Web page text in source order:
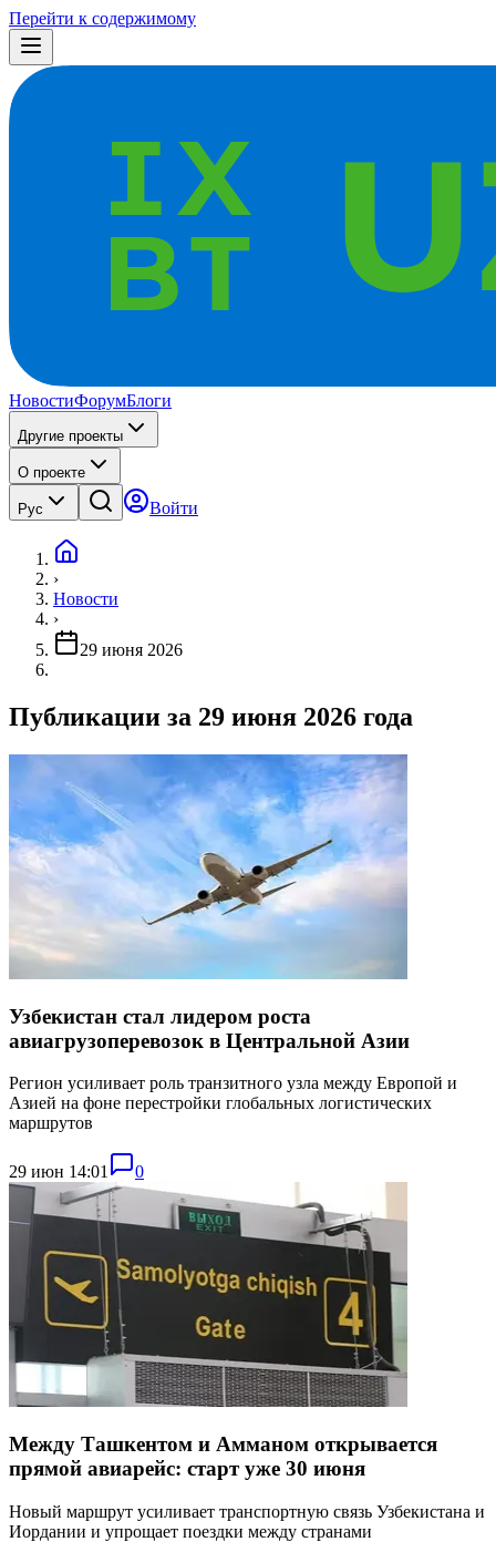
Перейти к содержимому
НовостиФорумБлоги
Другие проекты
О проекте
Рус Войти
›
Новости
›
29 июня 2026
Публикации за 29 июня 2026 года
Узбекистан стал лидером роста
авиагрузоперевозок в Центральной Азии
Регион усиливает роль транзитного узла между Европой и
Азией на фоне перестройки глобальных логистических
маршрутов
29 июн 14:01 0
Между Ташкентом и Амманом открывается
прямой авиарейс: старт уже 30 июня
Новый маршрут усиливает транспортную связь Узбекистана и
Иордании и упрощает поездки между странами